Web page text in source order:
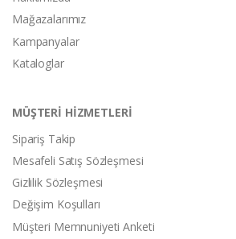
Mağazalarımız
Kampanyalar
Kataloglar
MÜŞTERİ HİZMETLERİ
Sipariş Takip
Mesafeli Satış Sözleşmesi
Gizlilik Sözleşmesi
Değişim Koşulları
Müşteri Memnuniyeti Anketi